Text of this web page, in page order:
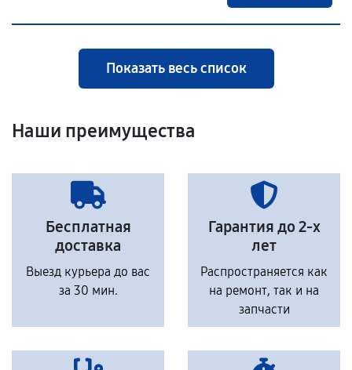
Показать весь список
Наши преимущества
Бесплатная
доставка
Выезд курьера до вас
за 30 мин.
Гарантия до 2-х
лет
Распространяется как
на ремонт, так и на
запчасти